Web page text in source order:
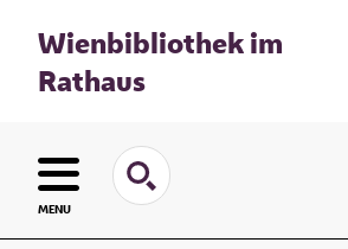
Wienbibliothek im
Rathaus
MENU